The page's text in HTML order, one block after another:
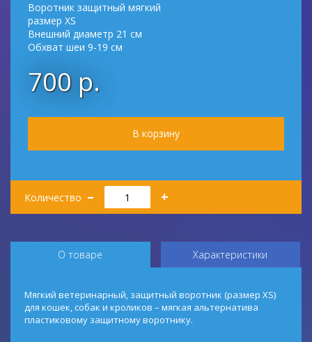
Воротник защитный мягкий
размер XS
Внешний диаметр 21 см
Обхват шеи 9-19 см
700 р.
Количество
Количество
– +
О товаре Характеристики
Мягкий ветеринарный, защитный воротник (размер XS)
для кошек, собак и кроликов – мягкая альтернатива
пластиковому защитному воротнику.